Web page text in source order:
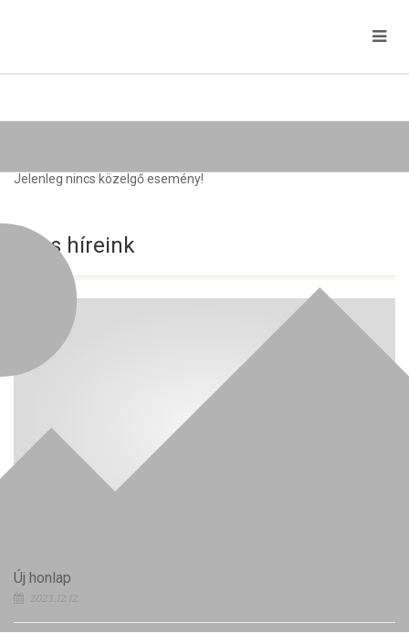
Jelenleg nincs közelgő esemény!
Friss híreink
Új honlap
2023.12.12.